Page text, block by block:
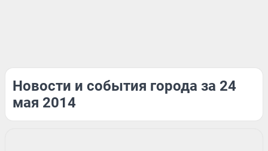
Новости и события города за 24
мая 2014